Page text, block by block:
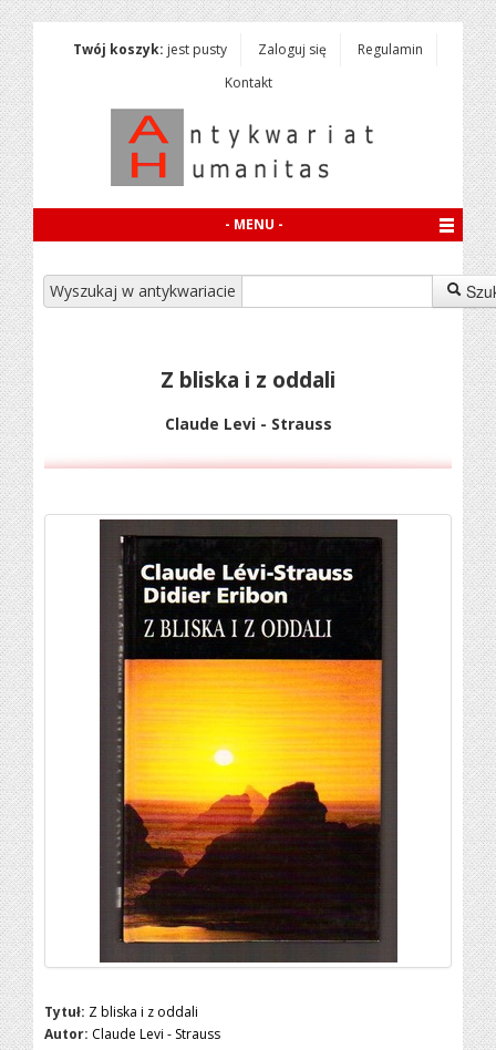
Twój koszyk: jest pusty Zaloguj się
Regulamin
Kontakt
- MENU -
Wyszukaj w antykwariacie
Z bliska i z oddali
Claude Levi - Strauss
Tytuł: Z bliska i z oddali
Autor: Claude Levi - Strauss